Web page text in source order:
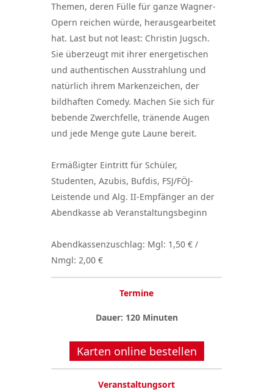
Themen, deren Fülle für ganze Wagner-
Opern reichen würde, herausgearbeitet
hat. Last but not least: Christin Jugsch.
Sie überzeugt mit ihrer energetischen
und authentischen Ausstrahlung und
natürlich ihrem Markenzeichen, der
bildhaften Comedy. Machen Sie sich für
bebende Zwerchfelle, tränende Augen
und jede Menge gute Laune bereit.
Ermäßigter Eintritt für Schüler,
Studenten, Azubis, Bufdis, FSJ/FÖJ-
Leistende und Alg. II-Empfänger an der
Abendkasse ab Veranstaltungsbeginn
Abendkassenzuschlag: Mgl: 1,50 € /
Nmgl: 2,00 €
Termine
Dauer: 120 Minuten
Karten online bestellen
Veranstaltungsort